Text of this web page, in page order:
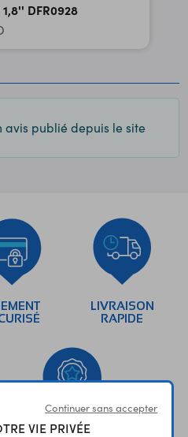
DFR0928
avis publié depuis le site
LIVRAISON
RAPIDE
Continuer sans accepter
VIE PRIVÉE